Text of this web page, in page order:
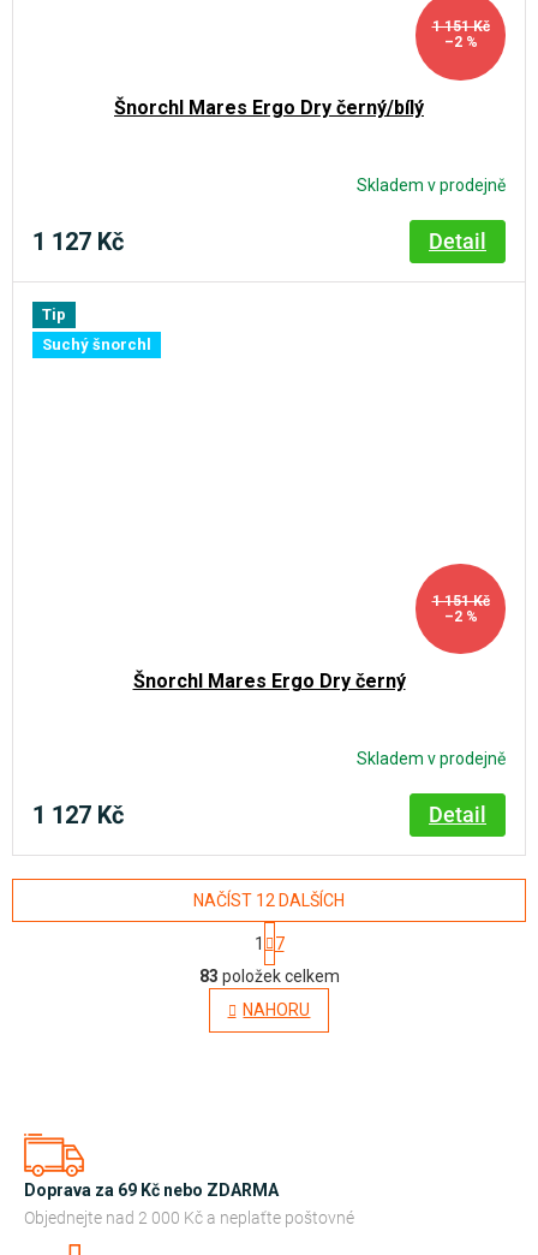
1 151 Kč
–2 %
Šnorchl Mares Ergo Dry černý/bílý
Skladem v prodejně
1 127 Kč Detail
Tip
Suchý šnorchl
1 151 Kč
–2 %
Šnorchl Mares Ergo Dry černý
Skladem v prodejně
1 127 Kč Detail
O
v
l
í
p
NAČÍST 12 DALŠÍCH
S
t
r
á
n
k
1
7
83 položek celkem
NAHORU
Doprava za 69 Kč nebo ZDARMA
Objednejte nad 2 000 Kč a neplaťte poštovné